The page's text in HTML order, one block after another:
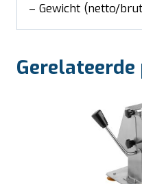
– Gewicht (netto/